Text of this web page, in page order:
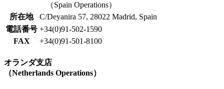
（Spain Operations）
所在地
C/Deyanira 57, 28022 Madrid, Spain
電話番号 +34(0)91-502-1590
FAX
+34(0)91-501-8100
オランダ支店
（Netherlands Operations）